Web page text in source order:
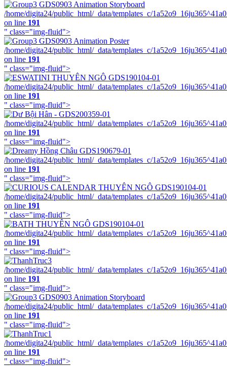
/home/digita24/public_html/_data/templates_c/
on line 191
" class="img-fluid">
/home/digita24/public_html/_data/templates_c/
on line 191
" class="img-fluid">
/home/digita24/public_html/_data/templates_c/
on line 191
" class="img-fluid">
/home/digita24/public_html/_data/templates_c/
on line 191
" class="img-fluid">
/home/digita24/public_html/_data/templates_c/
on line 191
" class="img-fluid">
/home/digita24/public_html/_data/templates_c/
on line 191
" class="img-fluid">
/home/digita24/public_html/_data/templates_c/
on line 191
" class="img-fluid">
/home/digita24/public_html/_data/templates_c/
on line 191
" class="img-fluid">
/home/digita24/public_html/_data/templates_c/
on line 191
" class="img-fluid">
/home/digita24/public_html/_data/templates_c/
on line 191
" class="img-fluid">